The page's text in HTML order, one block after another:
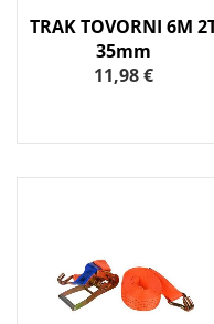
TRAK TOVORNI 6M
35mm
11,98 €